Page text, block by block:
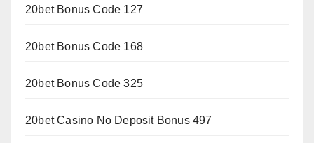
20bet Bonus Code 127
20bet Bonus Code 168
20bet Bonus Code 325
20bet Casino No Deposit Bonus 497